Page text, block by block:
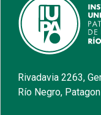
Rivadavia 2263,
Río Negro,